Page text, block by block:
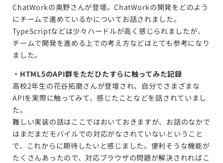
ChatWorkの奥野さんが登壇。ChatWorkの開発をどのよう
にチームで進めているかについてお話されました。
TypeScriptなどは少々ハードルが高く感じられましたが、
チームで開発を進める上での考え方などはとても参考になり
ました。
・HTML5のAPI群をただひたすらに触ってみた記録
高校2年生の花谷拓磨さんが登壇され、自分でさまざまな
APIを実際に触ってみて、感じたことなどを話されていまし
た。
難しい実装の話はここではおいておきますが、お話のなかで
はまだまだモバイルでの対応がなされていないということ
で、これからに期待したいと感じました。便利そうな機能が
たくさんあったので、対応ブラウザの問題が解決されればこ